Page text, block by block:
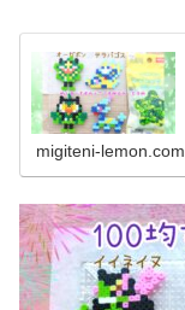
migiteni-lemon.com